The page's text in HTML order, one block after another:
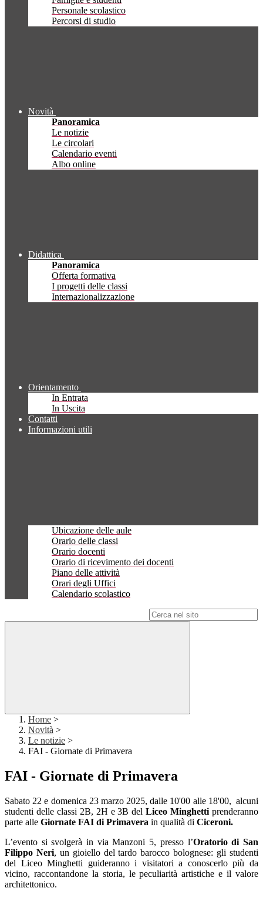
Personale scolastico
Percorsi di studio
Novità
Panoramica
Le notizie
Le circolari
Calendario eventi
Albo online
Didattica
Panoramica
Offerta formativa
I progetti delle classi
Internazionalizzazione
Orientamento
In Entrata
In Uscita
Contatti
Informazioni utili
Ubicazione delle aule
Orario delle classi
Orario docenti
Orario di ricevimento dei docenti
Piano delle attività
Orari degli Uffici
Calendario scolastico
Home >
Novità >
Le notizie >
FAI - Giornate di Primavera
FAI - Giornate di Primavera
Sabato 22 e domenica 23 marzo 2025, dalle 10'00 alle 18'00, alcuni
studenti delle classi 2B, 2H e 3B delLiceo Minghetti prenderanno
parte alle Giornate FAI di Primavera in qualità di Ciceroni.
L’evento si svolgerà in via Manzoni 5, presso l’Oratorio di San
Filippo Neri, un gioiello del tardo barocco bolognese: gli studenti
del Liceo Minghetti guideranno i visitatori a conoscerlo più da
vicino, raccontandone la storia, le peculiarità artistiche e il valore
architettonico.